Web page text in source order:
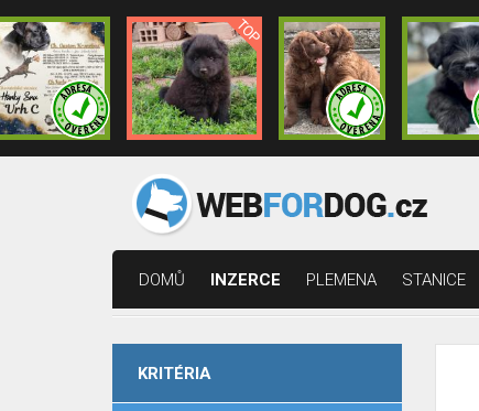
DOMŮ INZERCE PLEMENA STANICE
KRITÉRIA